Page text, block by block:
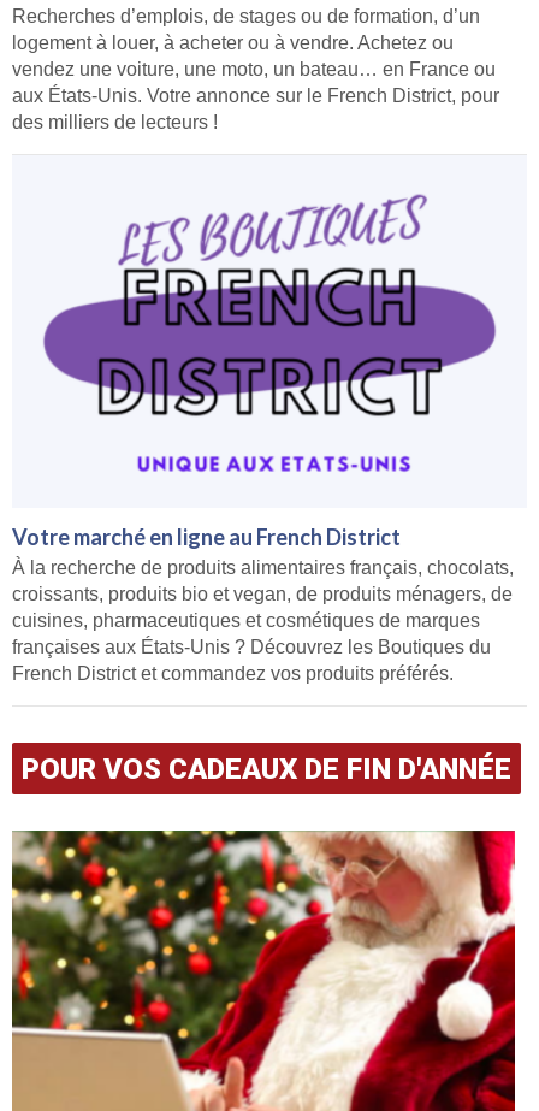
Recherches d’emplois, de stages ou de formation, d’un
logement à louer, à acheter ou à vendre. Achetez ou
vendez une voiture, une moto, un bateau… en France ou
aux États-Unis. Votre annonce sur le French District, pour
des milliers de lecteurs !
Votre marché en ligne au French District
À la recherche de produits alimentaires français, chocolats,
croissants, produits bio et vegan, de produits ménagers, de
cuisines, pharmaceutiques et cosmétiques de marques
françaises aux États-Unis ? Découvrez les Boutiques du
French District et commandez vos produits préférés.
POUR VOS CADEAUX DE FIN D'ANNÉE